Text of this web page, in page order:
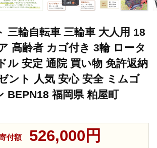
三輪自転車 三輪車 大人用 18
高齢者 カゴ付き 3輪 ロータ
ル 安定 通院 買い物 免許返納
ント 人気 安心 安全 ミムゴ
BEPN18 福岡県 粕屋町
付額 526,000円